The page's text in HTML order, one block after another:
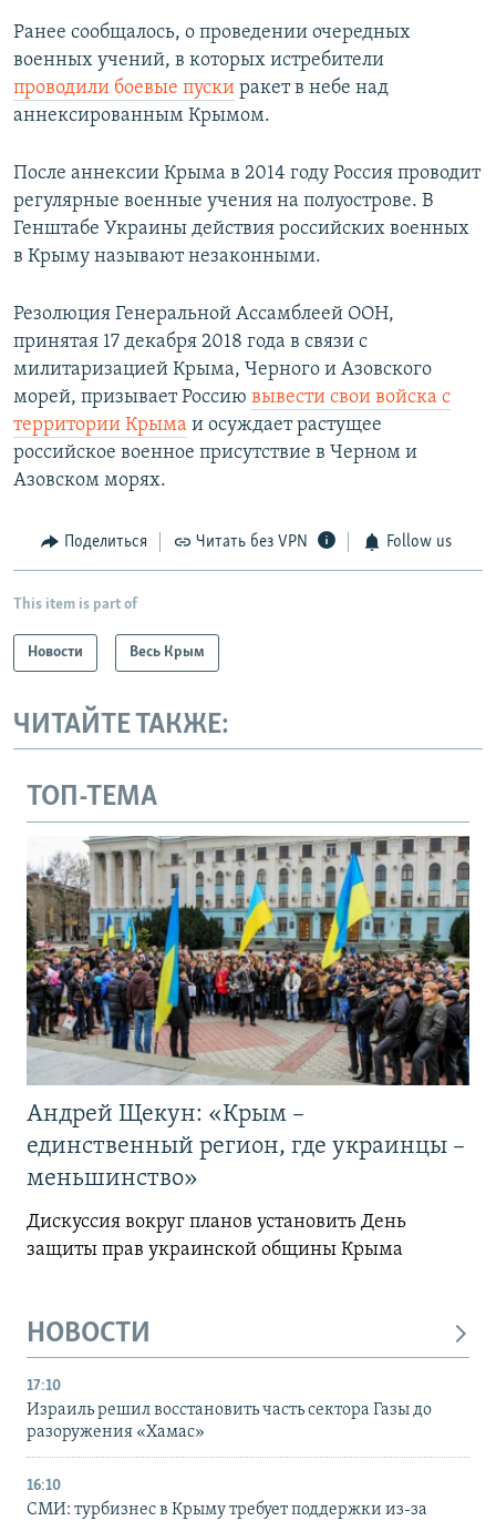
Ранее сообщалось, о проведении очередных
военных учений, в которых истребители
проводили боевые пуски ракет в небе над
аннексированным Крымом.
После аннексии Крыма в 2014 году Россия проводит
регулярные военные учения на полуострове. В
Генштабе Украины действия российских военных
в Крыму называют незаконными.
Резолюция Генеральной Ассамблеей ООН,
принятая 17 декабря 2018 года в связи с
милитаризацией Крыма, Черного и Азовского
морей, призывает Россию вывести свои войска с
территории Крыма и осуждает растущее
российское военное присутствие в Черном и
Азовском морях.​
Поделиться Читать без VPN Follow us
This item is part of
Новости Весь Крым
ЧИТАЙТЕ ТАКЖЕ:
ТОП-ТЕМА
Андрей Щекун: «Крым –
единственный регион, где украинцы –
меньшинство»
Дискуссия вокруг планов установить День
защиты прав украинской общины Крыма
НОВОСТИ
17:10
Израиль решил восстановить часть сектора Газы до
разоружения «Хамас»
16:10
СМИ: турбизнес в Крыму требует поддержки из-за